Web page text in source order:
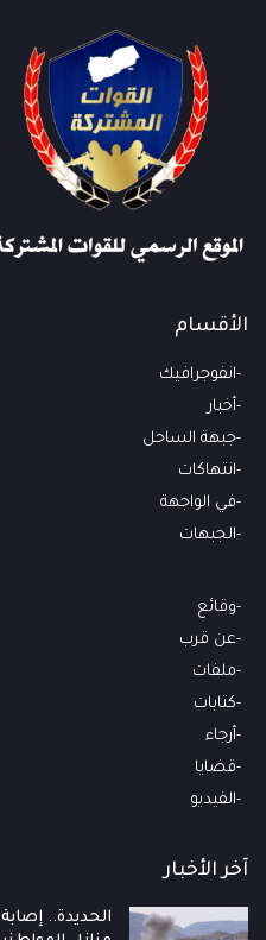
الأقسام
انفوجرافيك
أخبار
جبهة الساحل
انتهاكات
في الواجهة
الجبهات
وقائع
عن قرب
ملفات
كتابات
أرجاء
قضايا
الفيديو
آخر الأخبار
الحديدة..